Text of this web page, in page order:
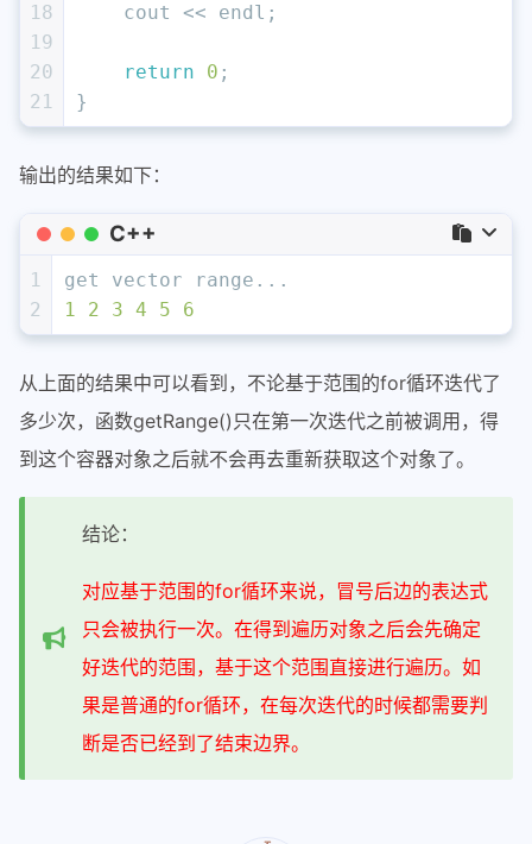
18
19
20
21
    cout << endl;
return 0 ;
}
输出的结果如下：
C++
1
2
get vector range...
1
2 3 4 5 6
从上面的结果中可以看到，不论基于范围的for循环迭代了
多少次，函数getRange()只在第一次迭代之前被调用，得
到这个容器对象之后就不会再去重新获取这个对象了。
结论：
对应基于范围的for循环来说，冒号后边的表达式
只会被执行一次。在得到遍历对象之后会先确定
好迭代的范围，基于这个范围直接进行遍历。如
果是普通的for循环，在每次迭代的时候都需要判
断是否已经到了结束边界。